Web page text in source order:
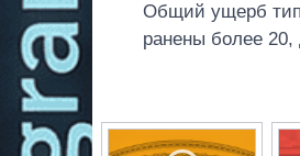
Общий ущерб
ранены более 20,